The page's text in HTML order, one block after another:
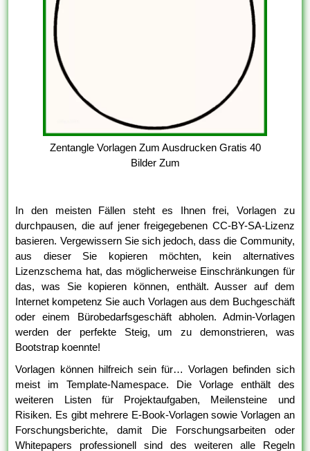
Zentangle Vorlagen Zum Ausdrucken Gratis 40
Bilder Zum
In den meisten Fällen steht es Ihnen frei, Vorlagen zu
durchpausen, die auf jener freigegebenen CC-BY-SA-Lizenz
basieren. Vergewissern Sie sich jedoch, dass die Community,
aus dieser Sie kopieren möchten, kein alternatives
Lizenzschema hat, das möglicherweise Einschränkungen für
das, was Sie kopieren können, enthält. Ausser auf dem
Internet kompetenz Sie auch Vorlagen aus dem Buchgeschäft
oder einem Bürobedarfsgeschäft abholen. Admin-Vorlagen
werden der perfekte Steig, um zu demonstrieren, was
Bootstrap koennte!
Vorlagen können hilfreich sein für… Vorlagen befinden sich
meist im Template-Namespace. Die Vorlage enthält des
weiteren Listen für Projektaufgaben, Meilensteine und
Risiken. Es gibt mehrere E-Book-Vorlagen sowie Vorlagen an
Forschungsberichte, damit Die Forschungsarbeiten oder
Whitepapers professionell sind des weiteren alle Regeln